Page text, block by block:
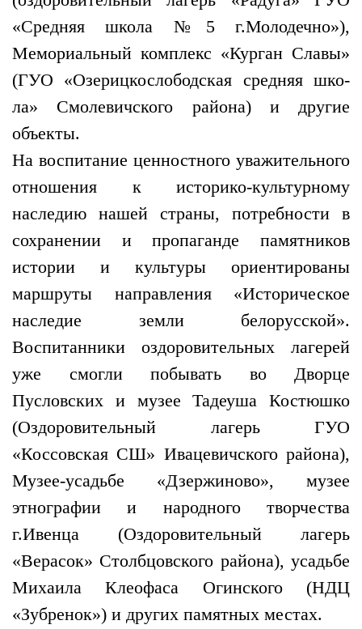
«Средняя школа №5 г.Молодечно»),
Мемориальный комплекс «Курган Славы»
(ГУО «Озерицкослободская средняя шко-
ла» Смолевичского района) и другие
объекты.
На воспитание ценностного уважительного
отношения к историко-культурному
наследию нашей страны, потребности в
сохранении и пропаганде памятников
истории и культуры ориентированы
маршруты направления «Историческое
наследие земли белорусской».
Воспитанники оздоровительных лагерей
уже смогли побывать во Дворце
Пусловских и музее Тадеуша Костюшко
(Оздоровительный лагерь ГУО
«Коссовская СШ» Ивацевичского района),
Музее-усадьбе «Дзержиново», музее
этнографии и народного творчества
г.Ивенца (Оздоровительный лагерь
«Верасок» Столбцовского района), усадьбе
Михаила Клеофаса Огинского (НДЦ
«Зубренок») и других памятных местах.